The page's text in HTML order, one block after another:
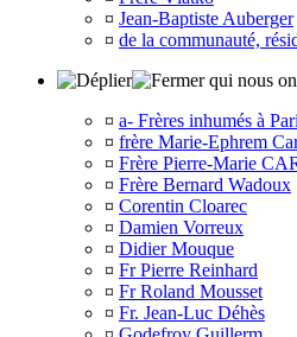
¤ Jean-Baptiste Auberger
¤ de la communauté,
qui nous
¤ a- Frères inhumés à
¤ frère Marie-Ephrem
¤ Frère Pierre-Marie
¤ Frère Bernard Wadoux
¤ Corentin Cloarec
¤ Damien Vorreux
¤ Didier Mouque
¤ Fr Pierre Reinhard
¤ Fr Roland Mousset
¤ Fr. Jean-Luc Déhès